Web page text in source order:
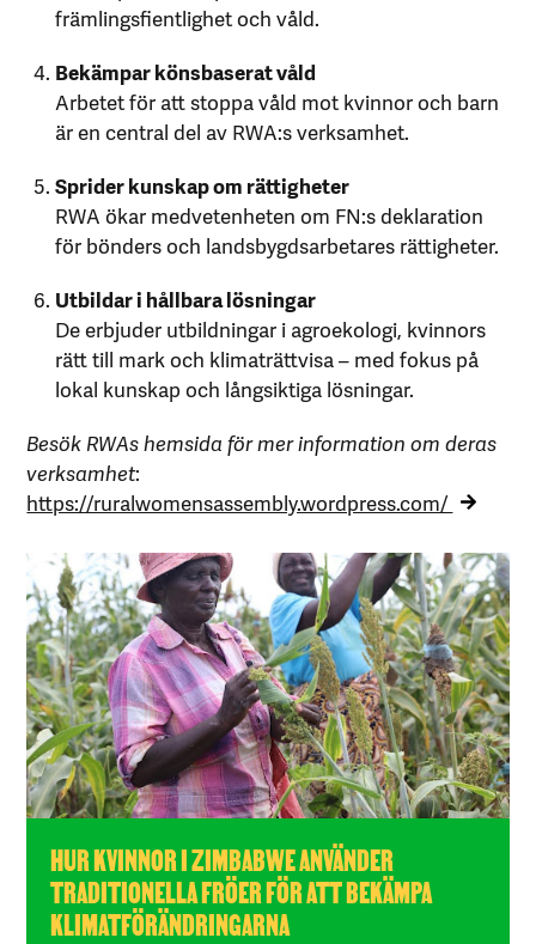
främlingsfientlighet och våld.
Bekämpar könsbaserat våld
Arbetet för att stoppa våld mot kvinnor och barn
är en central del av RWA:s verksamhet.
Sprider kunskap om rättigheter
RWA ökar medvetenheten om FN:s deklaration
för bönders och landsbygdsarbetares rättigheter.
Utbildar i hållbara lösningar
De erbjuder utbildningar i agroekologi, kvinnors
rätt till mark och klimaträttvisa – med fokus på
lokal kunskap och långsiktiga lösningar.
Besök RWAs hemsida för mer information om deras
verksamhet:
https://ruralwomensassembly.wordpress.com/
HUR KVINNOR I ZIMBABWE ANVÄNDER
TRADITIONELLA FRÖER FÖR ATT BEKÄMPA
KLIMATFÖRÄNDRINGARNA